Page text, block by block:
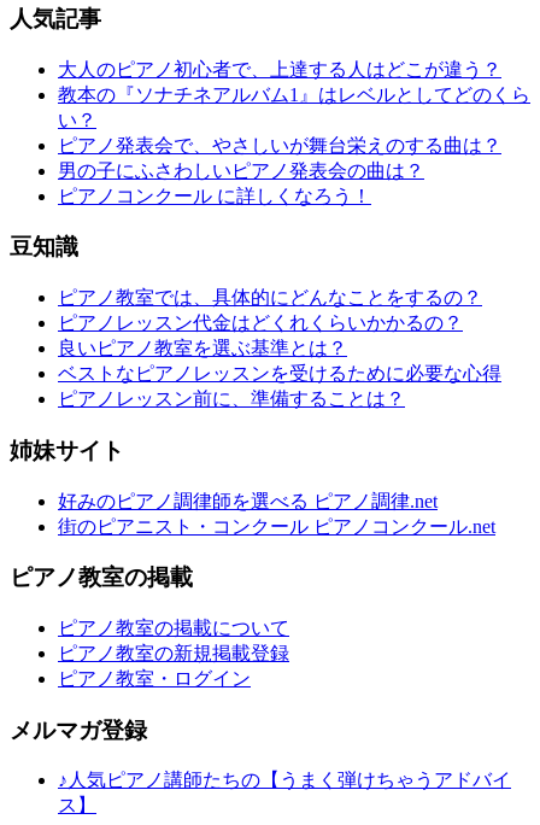
人気記事
大人のピアノ初心者で、上達する人はどこが違う？
教本の『ソナチネアルバム1』はレベルとしてどのくら
い？
ピアノ発表会で、やさしいが舞台栄えのする曲は？
男の子にふさわしいピアノ発表会の曲は？
ピアノコンクール に詳しくなろう！
豆知識
ピアノ教室では、具体的にどんなことをするの？
ピアノレッスン代金はどくれくらいかかるの？
良いピアノ教室を選ぶ基準とは？
ベストなピアノレッスンを受けるために必要な心得
ピアノレッスン前に、準備することは？
姉妹サイト
好みのピアノ調律師を選べる ピアノ調律.net
街のピアニスト・コンクール ピアノコンクール.net
ピアノ教室の掲載
ピアノ教室の掲載について
ピアノ教室の新規掲載登録
ピアノ教室・ログイン
メルマガ登録
♪人気ピアノ講師たちの【うまく弾けちゃうアドバイ
ス】